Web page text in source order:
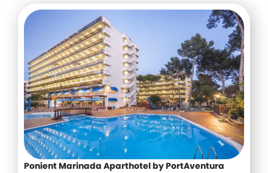
Ponient Marinada Aparthotel by PortAventura